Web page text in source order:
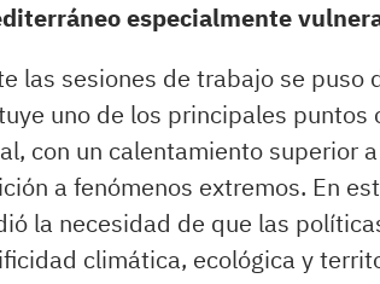
especialmente
las sesiones de trabajo se
uno de los principales
con un calentamiento superior
a fenómenos extremos. En
la necesidad de que las
climática, ecológica y